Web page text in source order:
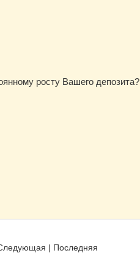
росту Вашего депозита?
| Последняя